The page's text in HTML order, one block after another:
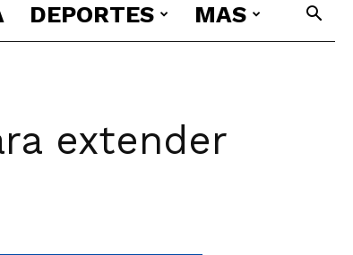
DEPORTES MAS
extender